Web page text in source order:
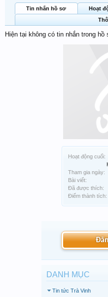
Hoạt động cuối:
Tham gia ngày:
Bài viết:
Đã được thích:
Điểm thành tích:
Tin nhắn hồ sơ Hoạt
Hiện tại không có tin nhắn trong
DANH MỤC
Tin tức Trà Vinh